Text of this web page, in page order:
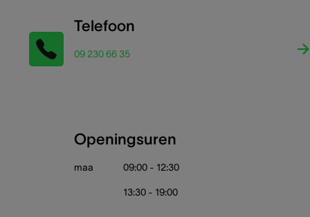
Telefoon
09 230 66 35
Openingsuren
maa 09:00 - 12:30
13:30 - 19:00